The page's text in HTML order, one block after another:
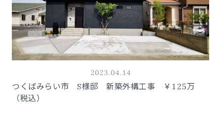
2023.04.14
つくばみらい市 S様邸 新築外構工事 ￥125万
（税込）